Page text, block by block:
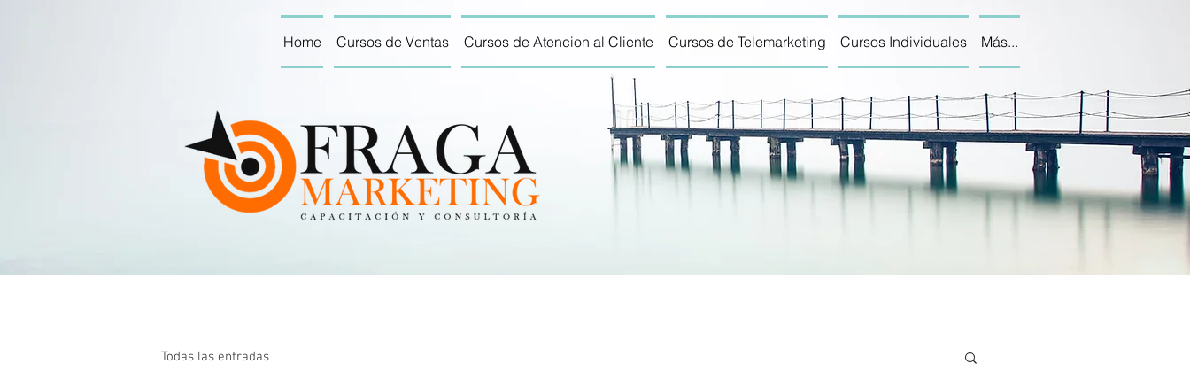
Home Cursos de Ventas Cursos de Atencion al Cliente Cursos de Telemarketing Cursos Individuales Más...
Todas las entradas